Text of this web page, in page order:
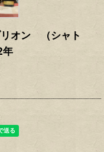
リオン （シャト